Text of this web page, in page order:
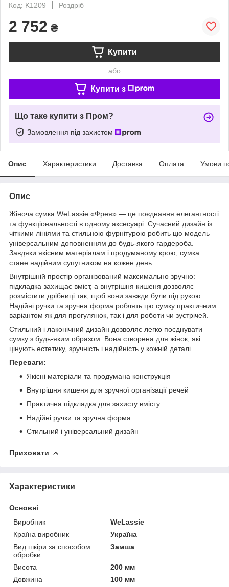
Код: K1209
Роздріб
2 752 ₴
Купити
або
Купити з
Що таке купити з Пром?
Замовлення під захистом
Опис Характеристики Доставка Оплата Умови
Опис
Жіноча сумка WeLassie «Фрея» — це поєднання елегантності
та функціональності в одному аксесуарі. Сучасний дизайн із
чіткими лініями та стильною фурнітурою робить цю модель
універсальним доповненням до будь-якого гардероба.
Завдяки якісним матеріалам і продуманому крою, сумка
стане надійним супутником на кожен день.
Внутрішній простір організований максимально зручно:
підкладка захищає вміст, а внутрішня кишеня дозволяє
розмістити дрібниці так, щоб вони завжди були під рукою.
Надійні ручки та зручна форма роблять цю сумку практичним
варіантом як для прогулянок, так і для роботи чи зустрічей.
Стильний і лаконічний дизайн дозволяє легко поєднувати
сумку з будь-яким образом. Вона створена для жінок, які
цінують естетику, зручність і надійність у кожній деталі.
Переваги:
Якісні матеріали та продумана конструкція
Внутрішня кишеня для зручної організації речей
Практична підкладка для захисту вмісту
Надійні ручки та зручна форма
Стильний і універсальний дизайн
Приховати
Характеристики
Основні
Виробник
WeLassie
Країна виробник
Україна
Вид шкіри за способом
обробки
Замша
Висота
200 мм
Довжина
100 мм